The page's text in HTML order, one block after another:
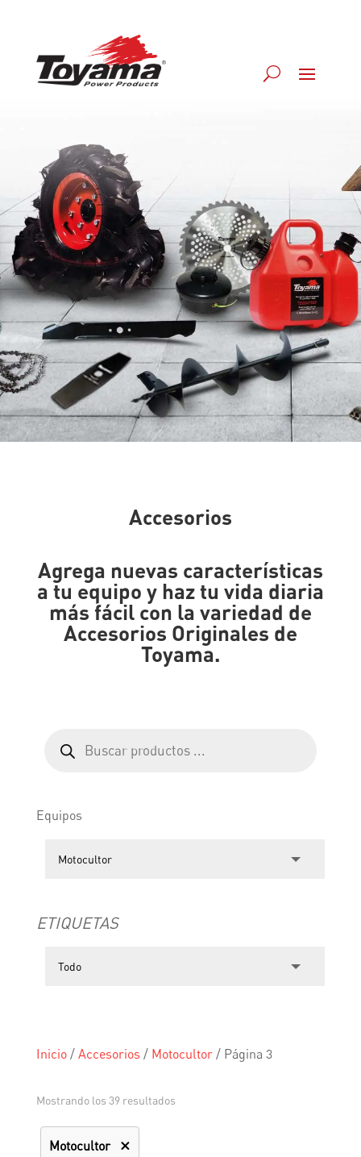
Accesorios
Agrega nuevas características
a tu equipo y haz tu vida diaria
más fácil con la variedad de
Accesorios Originales de
Toyama.
productos
Equipos
ETIQUETAS
Inicio/ Accesorios / Motocultor/ Página 3
Mostrando los 39 resultados
Motocultor